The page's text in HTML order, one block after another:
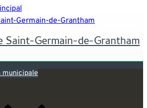
Saint-Germain-de-Grantham